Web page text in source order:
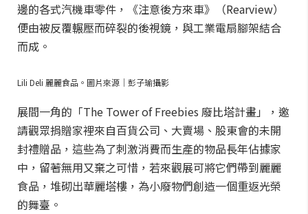
邊的各式汽機車零件，《注意後方來車》（Rearview）
便由被反覆輾壓而碎裂的後視鏡，與工業電扇腳架結合
而成。
Lili Deli 麗麗食品。圖片來源｜彭子瑜攝影
展間一角的「The Tower of Freebies 廢比塔計畫」，邀
請觀眾捐贈家裡來自百貨公司、大賣場、股東會的未開
封禮贈品，這些為了刺激消費而生產的物品長年佔據家
中，留著無用又棄之可惜，若來觀展可將它們帶到麗麗
食品，堆砌出華麗塔樓，為小廢物們創造一個重返光榮
的舞臺。